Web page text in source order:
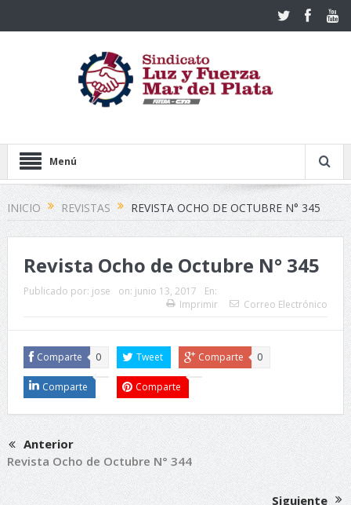
Menú
INICIO REVISTAS REVISTA OCHO DE OCTUBRE N° 345
Revista Ocho de Octubre N° 345
Publicado por: jose on: junio 13, 2017
En:
Imprimir
Correo Electrónico
Comparte 0 Tweet Comparte 0
Comparte Comparte
Anterior
Revista Ocho de Octubre N° 344
Siguiente